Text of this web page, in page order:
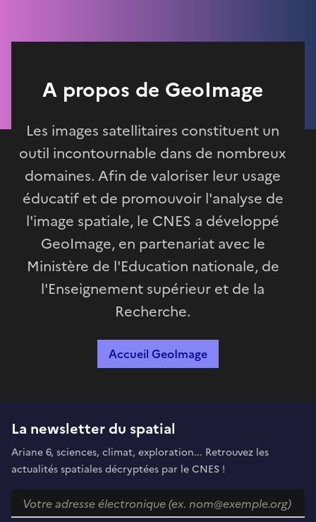
A propos de GeoImage
Les images satellitaires constituent un
outil incontournable dans de nombreux
domaines. Afin de valoriser leur usage
éducatif et de promouvoir l'analyse de
l'image spatiale, le CNES a développé
GeoImage, en partenariat avec le
Ministère de l'Education nationale, de
l'Enseignement supérieur et de la
Recherche.
Accueil GeoImage
La newsletter du spatial
Ariane 6, sciences, climat, exploration... Retrouvez les
actualités spatiales décryptées par le CNES !